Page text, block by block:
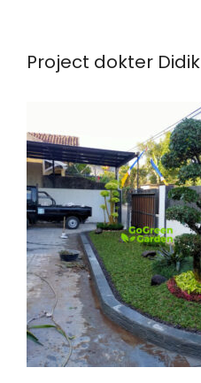
Project dokter Didik